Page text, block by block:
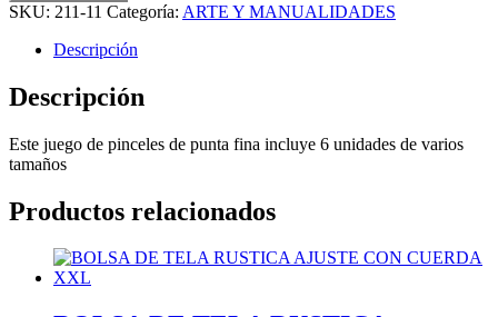
SKU: 211-11 Categoría: ARTE Y MANUALIDADES
Descripción
Descripción
Este juego de pinceles de punta fina incluye 6 unidades de varios
tamaños
Productos relacionados